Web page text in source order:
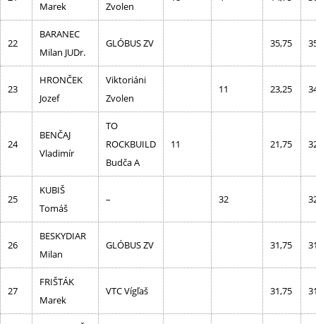
Marek
Zvolen
22
BARANEC
Milan JUDr.
GLÓBUS ZV 35,75
23
HRONČEK
Jozef
Viktoriáni
Zvolen
11 23,25
24
BENČAJ
Vladimír
TO
ROCKBUILD
Budča A
11 21,75
25
KUBIŠ
Tomáš
– 32
26
BESKYDIAR
Milan
GLÓBUS ZV 31,75
27
FRIŠTÁK
Marek
VTC Vígľaš 31,75